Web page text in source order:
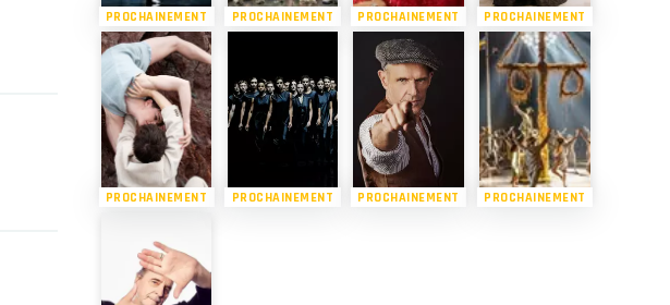
PROCHAINEMENT PROCHAINEMENT PROCHAINEMENT PROCHAINEMENT
PROCHAINEMENT PROCHAINEMENT PROCHAINEMENT PROCHAINEMENT